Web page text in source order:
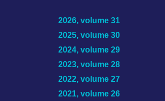
2026, volume 31
2025, volume 30
2024, volume 29
2023, volume 28
2022, volume 27
2021, volume 26